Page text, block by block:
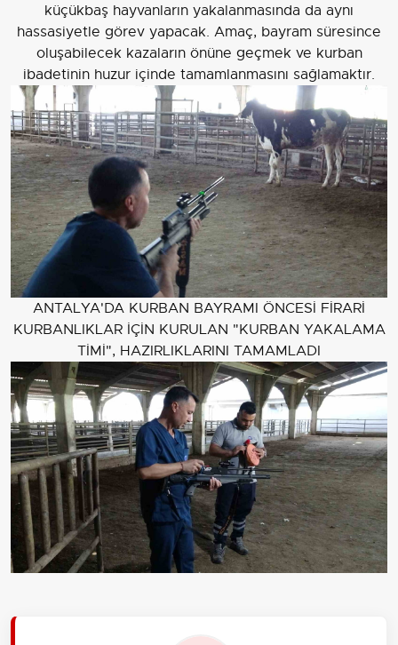
küçükbaş hayvanların yakalanmasında da aynı
hassasiyetle görev yapacak. Amaç, bayram süresince
oluşabilecek kazaların önüne geçmek ve kurban
ibadetinin huzur içinde tamamlanmasını sağlamaktır.
ANTALYA'DA KURBAN BAYRAMI ÖNCESİ FİRARİ
KURBANLIKLAR İÇİN KURULAN "KURBAN YAKALAMA
TİMİ", HAZIRLIKLARINI TAMAMLADI